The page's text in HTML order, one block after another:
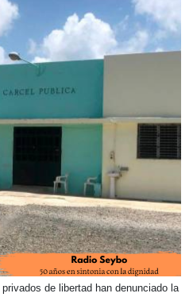
de libertad han denunciado la